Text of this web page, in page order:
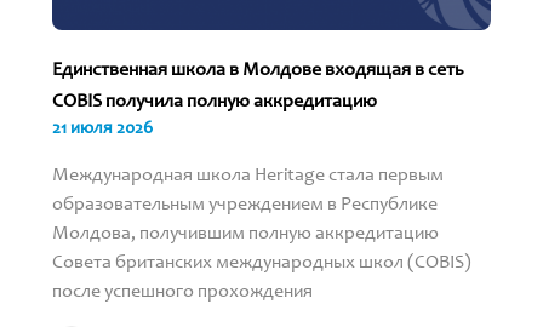
Единственная школа в Молдове входящая в сеть
COBIS получила полную аккредитацию
21 июля 2026
Международная школа Heritage стала первым
образовательным учреждением в Республике
Молдова, получившим полную аккредитацию
Совета британских международных школ (COBIS)
после успешного прохождения